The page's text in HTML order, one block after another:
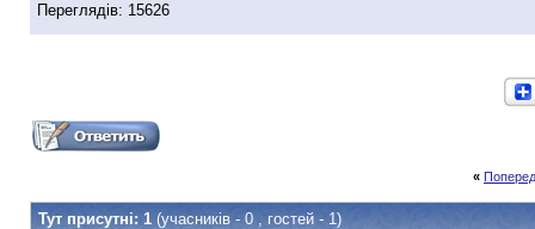
Переглядів: 15626
«
Тут присутні: 1 (учасників - 0 , гостей - 1)